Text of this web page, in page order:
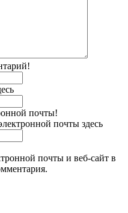
почты!
почты здесь
почты и веб-сайт в